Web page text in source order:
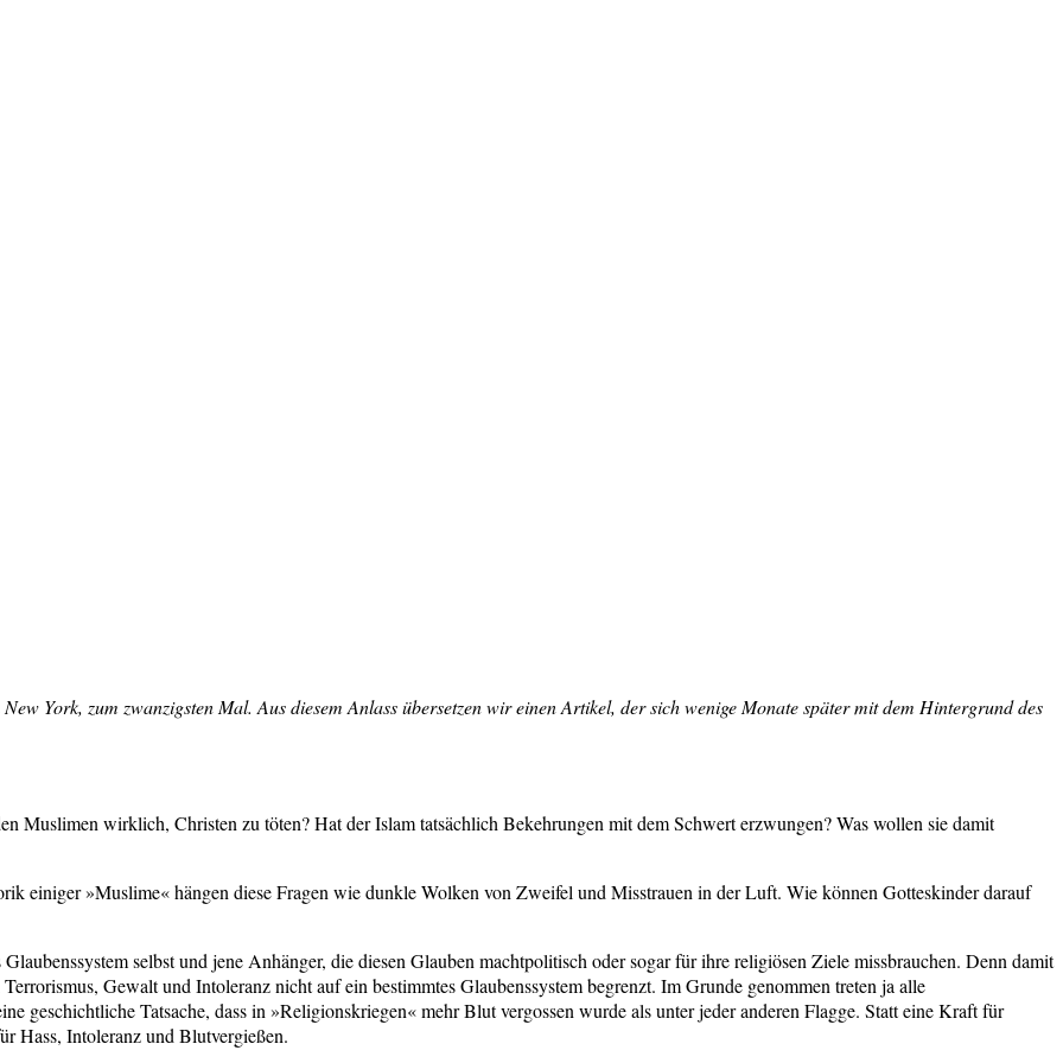
York, zum zwanzigsten Mal. Aus diesem Anlass übersetzen wir einen Artikel, der sich wenige Monate später mit dem Hintergrund des
Muslimen wirklich, Christen zu töten? Hat der Islam tatsächlich Bekehrungen mit dem Schwert erzwungen? Was wollen sie damit
einiger »Muslime« hängen diese Fragen wie dunkle Wolken von Zweifel und Misstrauen in der Luft. Wie können Gotteskinder darauf
selbst und jene Anhänger, die diesen Glauben machtpolitisch oder sogar für ihre religiösen Ziele missbrauchen. Denn damit
Gewalt und Intoleranz nicht auf ein bestimmtes Glaubenssystem begrenzt. Im Grunde genommen treten ja alle
geschichtliche Tatsache, dass in »Religionskriegen« mehr Blut vergossen wurde als unter jeder anderen Flagge. Statt eine Kraft für
Hass, Intoleranz und Blutvergießen.